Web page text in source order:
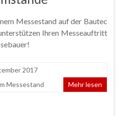
Messestand auf der Bautec
Ihren Messeauftritt
2017
Messestand Mehr lesen